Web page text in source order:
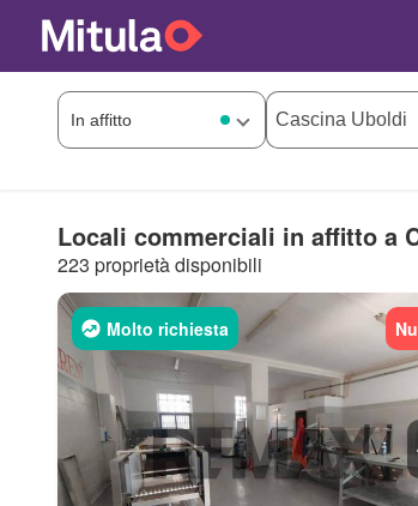
Locali commerciali in affitto a
223 proprietà disponibili
Molto richiesta